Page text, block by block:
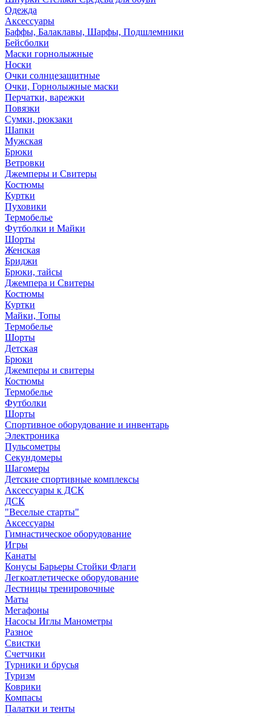
Одежда
Аксессуары
Баффы, Балаклавы, Шарфы, Подшлемники
Бейсболки
Маски горнолыжные
Носки
Очки солнцезащитные
Очки, Горнолыжные маски
Перчатки, варежки
Повязки
Сумки, рюкзаки
Шапки
Мужская
Брюки
Ветровки
Джемперы и Свитеры
Костюмы
Куртки
Пуховики
Термобелье
Футболки и Майки
Шорты
Женская
Бриджи
Брюки, тайсы
Джемпера и Свитеры
Костюмы
Куртки
Майки, Топы
Термобелье
Шорты
Детская
Брюки
Джемперы и свитеры
Костюмы
Термобелье
Футболки
Шорты
Спортивное оборудование и инвентарь
Электроника
Пульсометры
Секундомеры
Шагомеры
Детские спортивные комплексы
Аксессуары к ДСК
ДСК
"Веселые старты"
Аксессуары
Гимнастическое оборудование
Игры
Канаты
Конусы Барьеры Стойки Флаги
Легкоатлетическе оборудование
Лестницы тренировочные
Маты
Мегафоны
Насосы Иглы Манометры
Разное
Свистки
Счетчики
Турники и брусья
Туризм
Коврики
Компасы
Палатки и тенты